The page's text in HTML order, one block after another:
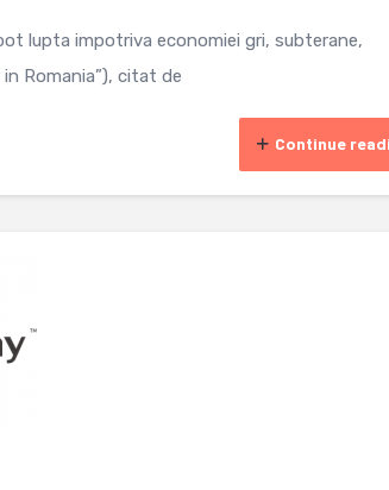
lupta impotriva economiei gri, subterane,
Romania”), citat de
Continue